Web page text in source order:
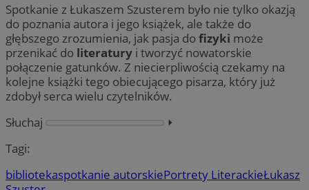
Spotkanie z Łukaszem Szusterem było nie tylko okazją
do poznania autora i jego książek, ale także do
głębszego zrozumienia, jak pasja dofizyki może
przenikać do literatury i tworzyć nowatorskie
połączenie gatunków. Z niecierpliwością czekamy na
kolejne książki tego obiecującego pisarza, który już
zdobył serca wielu czytelników.
Słuchaj
⏵︎
Tagi:
bibliotekaspotkanie autorskiePortrety LiterackieŁukasz